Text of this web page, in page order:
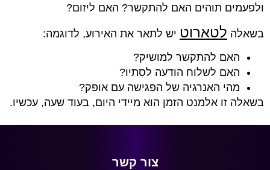
ולפעמים תוהים האם להתקשר? האם ליזום?
בשאלה לטארוט יש לתאר את האירוע, לדוגמה:
האם להתקשר למושיק?
האם לשלוח הודעה לסתיו?
מהי האנרגיה של הפגישה עם אופק?
בשאלה זו אלמנט הזמן הוא מיידי היום, בעוד שעה, עכשיו.
צור קשר